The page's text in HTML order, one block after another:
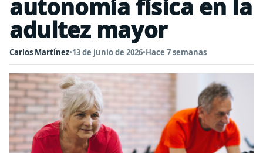
autonomía física en la
adultez mayor
Carlos Martínez•13 de junio de 2026•Hace 7 semanas